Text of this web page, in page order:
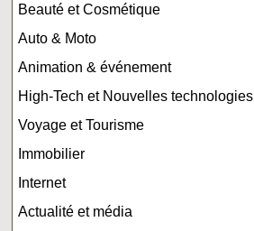
Beauté et Cosmétique
Auto & Moto
Animation & événement
High-Tech et Nouvelles technologies
Voyage et Tourisme
Immobilier
Internet
Actualité et média